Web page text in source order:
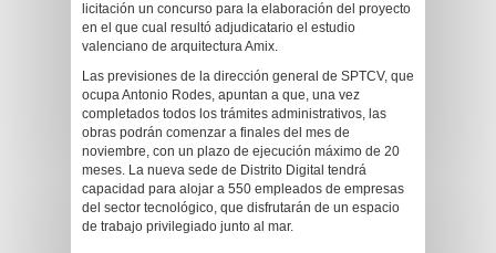
licitación un concurso para la elaboración del proyecto
en el que cual resultó adjudicatario el estudio
valenciano de arquitectura Amix.
Las previsiones de la dirección general de SPTCV, que
ocupa Antonio Rodes, apuntan a que, una vez
completados todos los trámites administrativos, las
obras podrán comenzar a finales del mes de
noviembre, con un plazo de ejecución máximo de 20
meses. La nueva sede de Distrito Digital tendrá
capacidad para alojar a 550 empleados de empresas
del sector tecnológico, que disfrutarán de un espacio
de trabajo privilegiado junto al mar.